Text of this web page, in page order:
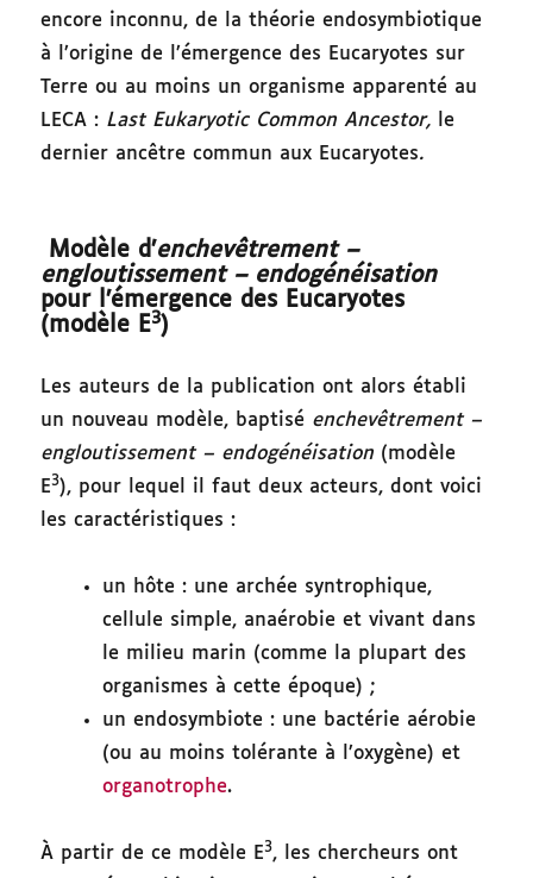
encore inconnu, de la théorie endosymbiotique
à l’origine de l’émergence des Eucaryotes sur
Terre ou au moins un organisme apparenté au
LECA : Last Eukaryotic Common Ancestor,
le
dernier ancêtre commun aux Eucaryotes.
Modèle d’enchevêtrement –
engloutissement – endogénéisation
pour l’émergence des Eucaryotes
(modèle E3)
Les auteurs de la publication ont alors établi
un nouveau modèle, baptisé enchevêtrement –
engloutissement – endogénéisation (modèle
E3), pour lequel il faut deux acteurs, dont voici
les caractéristiques :
un hôte : une archée syntrophique,
cellule simple, anaérobie et vivant dans
le milieu marin (comme la plupart des
organismes à cette époque) ;
un endosymbiote : une bactérie aérobie
(ou au moins tolérante à l’oxygène) et
organotrophe.
À partir de ce modèle E3, les chercheurs ont